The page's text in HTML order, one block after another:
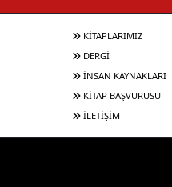
KİTAPLARIMIZ
DERGİ
İNSAN KAYNAKLARI
KİTAP BAŞVURUSU
İLETİŞİM